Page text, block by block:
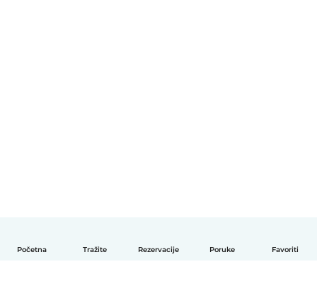
Početna Tražite Rezervacije Poruke Favoriti